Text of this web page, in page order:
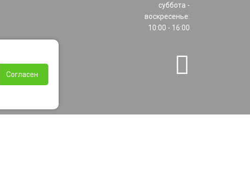
суббота -
воскресенье:
10:00 - 16:00
Согласен